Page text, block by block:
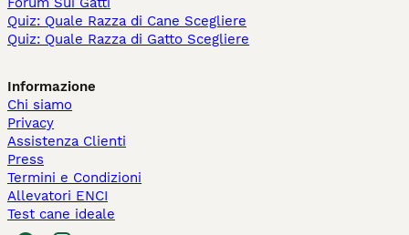
Quiz: Quale Razza di Cane Scegliere
Quiz: Quale Razza di Gatto Scegliere
Informazione
Chi siamo
Privacy
Assistenza Clienti
Press
Termini e Condizioni
Allevatori ENCI
Test cane ideale